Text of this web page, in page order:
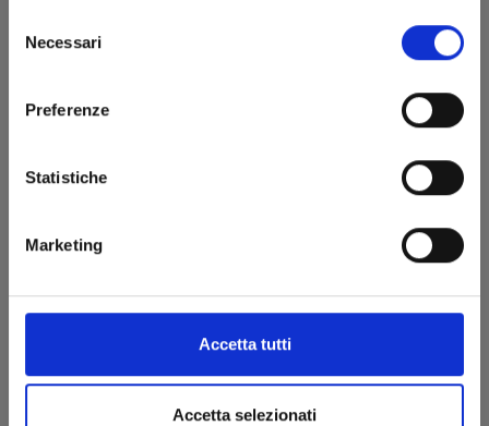
delNecessari
Preferenze
Statistiche
Marketing
Accetta tutti
Accetta selezionati